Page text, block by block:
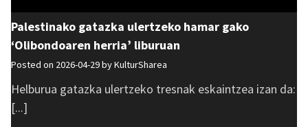
Palestinako gatazka ulertzeko hamar gako
‘Olibondoaren herria’ liburuan
Posted on 2026-04-29 byKulturSharea
Helburua gatazka ulertzeko tresnak eskaintzea izan da:
[...]